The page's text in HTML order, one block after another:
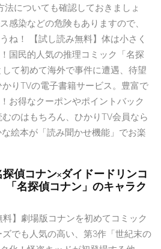
についても確認しておきましょ
感染などの危険もありますので、
ね！ 【試し読み無料】体は小さく
国民的人気の推理コミック「名探
て初めて海外で事件に遭遇、待望
りTVの電子書籍サービス。豊富で
お得なクーポンやポイントバック
のはもちろん、ひかりTV会員なら
絵本が「読み聞かせ機能」でお楽
偵コナン×ダイドードリンコ
「名探偵コナン」のキャラク
】劇場版コナンを初めてコミック
でも人気の高い、第3作「世紀末の